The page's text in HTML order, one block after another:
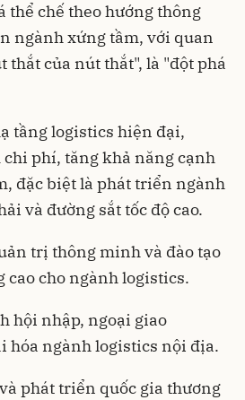
thể chế theo hướng thông
ngành xứng tầm, với quan
thắt của nút thắt", là "đột phá
tầng logistics hiện đại,
phí, tăng khả năng cạnh
đặc biệt là phát triển ngành
và đường sắt tốc độ cao.
trị thông minh và đào tạo
cao cho ngành logistics.
hội nhập, ngoại giao
hóa ngành logistics nội địa.
phát triển quốc gia thương